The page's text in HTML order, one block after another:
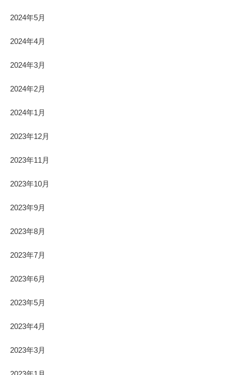
2024年5月
2024年4月
2024年3月
2024年2月
2024年1月
2023年12月
2023年11月
2023年10月
2023年9月
2023年8月
2023年7月
2023年6月
2023年5月
2023年4月
2023年3月